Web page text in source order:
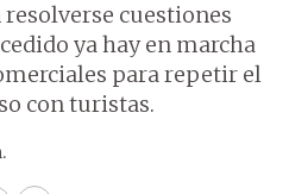
cuestiones
ya hay en marcha
para repetir el
con turistas.